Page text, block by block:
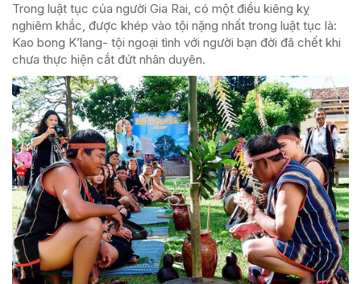
Trong luật tục của người Gia Rai, có một điều kiêng kỵ
nghiêm khắc, được khép vào tội nặng nhất trong luật tục là:
Kao bong K’lang- tội ngoại tình với người bạn đời đã chết khi
chưa thực hiện cắt đứt nhân duyên.